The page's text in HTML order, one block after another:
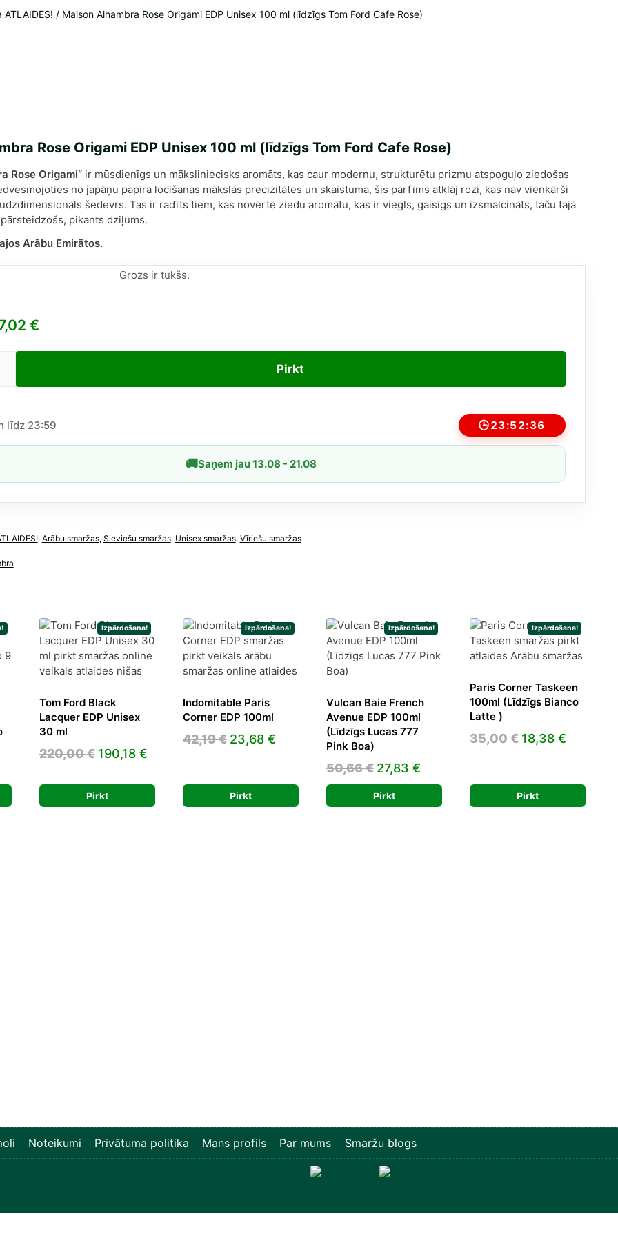
ATLAIDES! / Maison Alhambra Rose Origami EDP Unisex 100 ml (līdzīgs Tom Ford Cafe Rose)
Rose Origami EDP Unisex 100 ml (līdzīgs Tom Ford Cafe Rose)
Rose Origami“ir mūsdienīgs un māksliniecisks aromāts, kas caur modernu, strukturētu prizmu atspoguļo ziedošas
no japāņu papīra locīšanas mākslas precizitātes un skaistuma, šis parfīms atklāj rozi, kas nav vienkārši
šedevrs. Tas ir radīts tiem, kas novērtē ziedu aromātu, kas ir viegls, gaisīgs un izsmalcināts, taču tajā
pikants dziļums.
Arābu Emirātos.
€
Pirkt
līdz 23:59 🕒23:52:36
🚚Saņem jau 13.08 - 21.08
, Arābu smaržas, Sieviešu smaržas, Unisex smaržas, Vīriešu smaržas
Izpārdošana!
Tom Ford Black
Lacquer EDP Unisex
30 ml
220,00€ Original
was:
220,00 €.
190,18 €Current
is:
190,18 €.
Pirkt
Izpārdošana!
Indomitable Paris
Corner EDP 100ml
42,19€ Original
42,19 €.
23,68 €Current
Pirkt
Izpārdošana!
Vulcan Baie French
Avenue EDP 100ml
(Līdzīgs Lucas 777
Pink Boa)
50,66€ Original
price
was:
27,83 €Current
price
is:
Pirkt
Izpārdošana!
Paris Corner Taskeen
100ml (Līdzīgs Bianco
Latte )
35,00€ Original
35,00 €.
18,38 €Current
Pirkt
Noteikumi Privātuma politika Mans profils Par mums Smaržu blogs
Grozs ir tukšs.